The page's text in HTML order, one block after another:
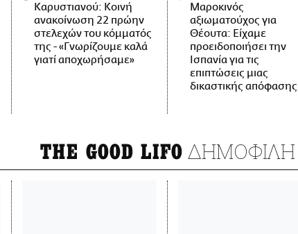
Καρυστιανού: Κοινή
ανακοίνωση 22 πρώην
στελεχών του κόμματός
της - «Γνωρίζουμε καλά
γιατί αποχωρήσαμε»
Μαροκινός
αξιωματούχος για
Θέουτα: Είχαμε
προειδοποιήσει την
Ισπανία για τις
επιπτώσεις μιας
δικαστικής απόφασης
THE GOOD LIFO ΔΗΜΟΦΙΛΗ